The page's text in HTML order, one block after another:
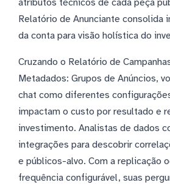
atributos técnicos de cada peça
Relatório de Anunciante consolida
da conta para visão holística do
Cruzando o Relatório de
Metadados: Grupos de Anúncios,
chat como diferentes
impactam o custo por resultado e
investimento. Analistas de dados
integrações para descobrir
e públicos-alvo. Com a replicação
frequência configurável, suas